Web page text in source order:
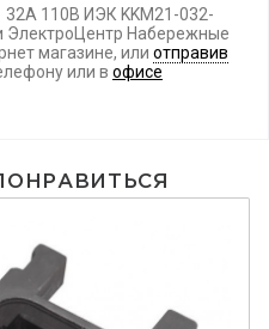
110В ИЭК KKM21-032-
ЭлектроЦентр Набережные
магазине, или отправив
или в офисе